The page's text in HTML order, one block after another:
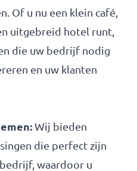
Of u nu een klein café,
uitgebreid hotel runt,
die uw bedrijf nodig
en uw klanten
Wij bieden
die perfect zijn
waardoor u